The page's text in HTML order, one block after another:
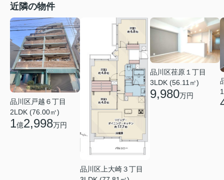
近隣の物件
品川区戸越６丁目
2LDK (76.00㎡)
1億2,998万円
品川区上大崎３丁目
品川区荏原１丁目
3LDK (56.11㎡)
9,980万円